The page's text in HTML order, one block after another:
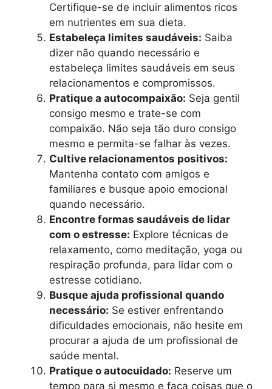
Certifique-se de incluir alimentos ricos
em nutrientes em sua dieta.
Estabeleça limites saudáveis: Saiba
dizer não quando necessário e
estabeleça limites saudáveis em seus
relacionamentos e compromissos.
Pratique a autocompaixão: Seja gentil
consigo mesmo e trate-se com
compaixão. Não seja tão duro consigo
mesmo e permita-se falhar às vezes.
Cultive relacionamentos positivos:
Mantenha contato com amigos e
familiares e busque apoio emocional
quando necessário.
Encontre formas saudáveis de lidar
com o estresse: Explore técnicas de
relaxamento, como meditação, yoga ou
respiração profunda, para lidar com o
estresse cotidiano.
Busque ajuda profissional quando
necessário: Se estiver enfrentando
dificuldades emocionais, não hesite em
procurar a ajuda de um profissional de
saúde mental.
Pratique o autocuidado: Reserve um
tempo para si mesmo e faça coisas que o